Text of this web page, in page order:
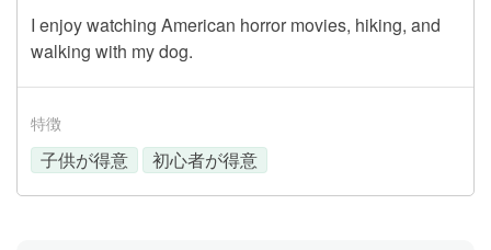
I enjoy watching American horror movies, hiking, and
walking with my dog.
特徴
子供が得意 初心者が得意